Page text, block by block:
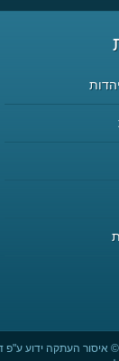
© איסור העתקה ידוע ע"פ